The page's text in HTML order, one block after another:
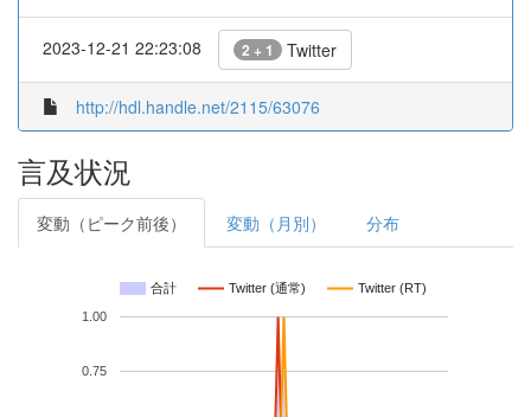
2023-12-21 22:23:08 2 + 1 Twitter
http://hdl.handle.net/2115/63076
言及状況
変動（ピーク前後） 変動（月別） 分布
合計 Twitter (通常) Twitter (RT)
0.75
1.00